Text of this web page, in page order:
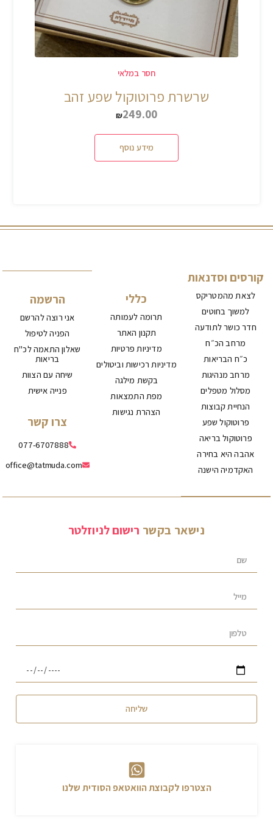
חסר במלאי
שרשרת פרוטוקול שפע זהב
₪249.00
מידע נוסף
קורסים וסדנאות
לצאת מהמטריקס
למשוך בחוטים
חדר כושר לתודעה
מרחב הכ״ח
כ״ח הבריאות
מרחב מנהיגות
מסלול מטפלים
הנחיית קבוצות
פרוטוקול שפע
פרוטוקול בריאה
אהבה היא בחירה
האקדמיה הישנה
כללי
תרומה לעמותה
תקנון האתר
מדיניות פרטיות
מדיניות רכישות וביטולים
בקשת מילגה
מפת התמצאות
הצהרת נגישות
הרשמה
אני רוצה להרשם
הפניה לטיפול
שאלון התאמה לכ"ח
בריאות
שיחה עם הצוות
פנייה אישית
צרו קשר
077-6707888
office@tatmuda.com
נישאר בקשר רישוםלניוזלטר
שליחה
הצטרפו לקבוצת הוואטאפ הסודית שלנו
אני רוצה להצטרף לקבוצה ולקבל עדכונים